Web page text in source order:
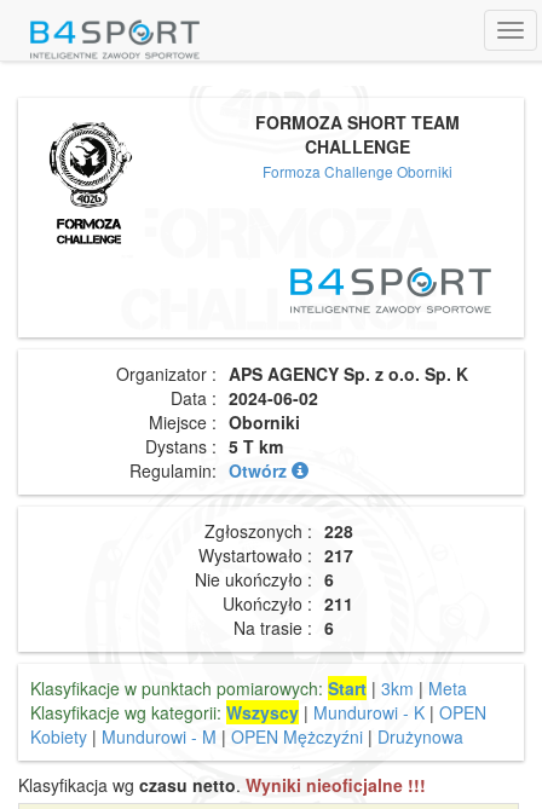
FORMOZA SHORT TEAM
CHALLENGE
Formoza Challenge Oborniki
Organizator : APS AGENCY Sp. z o.o. Sp. K
Data : 2024-06-02
Miejsce : Oborniki
Dystans : 5 T km
Regulamin: Otwórz
Zgłoszonych : 228
Wystartowało : 217
Nie ukończyło : 6
Ukończyło : 211
Na trasie : 6
Klasyfikacje w punktach pomiarowych: Start | 3km | Meta
Klasyfikacje wg kategorii: Wszyscy | Mundurowi - K | OPEN
Kobiety | Mundurowi - M | OPEN Mężczyźni | Drużynowa
Klasyfikacja wg czasu netto. Wyniki nieoficjalne !!!